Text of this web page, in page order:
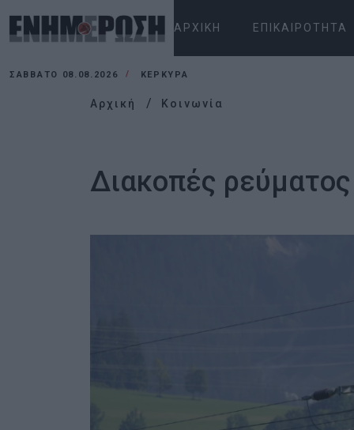
ΑΡΧΙΚΉ ΕΠΙΚΑΙΡΌΤΗΤΑ
ΣΆΒΒΑΤΟ 08.08.2026 ΚΕΡΚΥΡΑ
Αρχική Κοινωνία
Διακοπές